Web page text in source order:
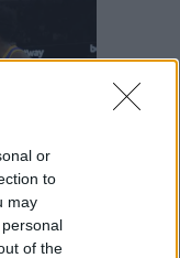
or
to
may
of the